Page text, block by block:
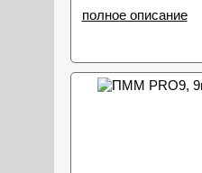
полное описание